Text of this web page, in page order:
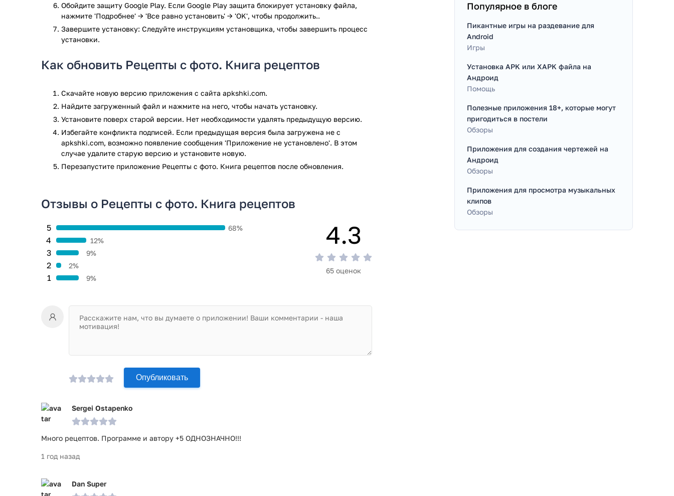
Здесь нет сложных схем — только понятные инструкции, красивые фото и полезные функции
вроде списка покупок. Если вы хотите разнообразить своё меню без лишних хлопот —
скачивайте и пробуйте!
Приложение Рецепты с фото. Книга рецептов прошло проверку антивирусом VirusTotal. В
Обойдите защиту Google Play. Если Google Play защита блокирует установку файла,
нажмите 'Подробнее' → 'Все равно установить' → 'OK', чтобы продолжить..
Завершите установку: Следуйте инструкциям установщика, чтобы завершить процесс
установки.
Как обновить Рецепты с фото. Книга рецептов
Скачайте новую версию приложения с сайта apkshki.com.
Найдите загруженный файл и нажмите на него, чтобы начать установку.
Установите поверх старой версии. Нет необходимости удалять предыдущую версию.
Избегайте конфликта подписей. Если предыдущая версия была загружена не с
apkshki.com, возможно появление сообщения 'Приложение не установлено'. В этом
случае удалите старую версию и установите новую.
Перезапустите приложениe Рецепты с фото. Книга рецептов после обновления.
Отзывы о Рецепты с фото. Книга рецептов
1 9%
2 2%
3 9%
4 12%
5 68% 4.3
65 оценок
Опубликовать
Sergei Ostapenko
Много рецептов. Программе и автору +5 ОДНОЗНАЧНО!!!
1 год назад
Dan Super
Популярное в блоге
Пикантные игры на раздевание для
Android
Игры
Установка APK или XAPK файла на
Андроид
Помощь
Полезные приложения 18+, которые могут
пригодиться в постели
Обзоры
Приложения для создания чертежей на
Андроид
Обзоры
Приложения для просмотра музыкальных
клипов
Обзоры